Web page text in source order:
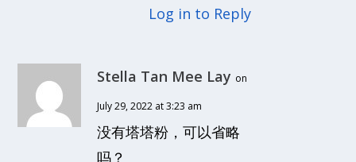
Log in to Reply
Stella Tan Mee Lay on
July 29, 2022 at 3:23 am
没有塔塔粉，可以省略
吗？